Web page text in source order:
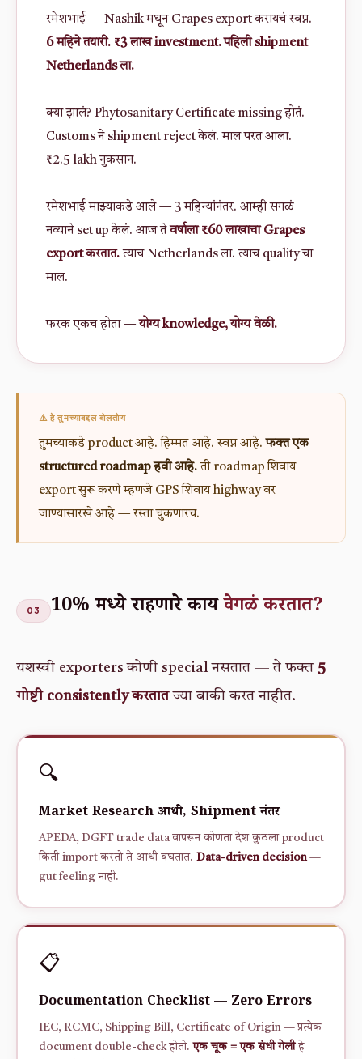
रमेशभाई — Nashik मधून Grapes export करायचं स्वप्न.
6 महिने तयारी. ₹3 लाख investment. पहिली shipment
Netherlands ला.
क्या झालं? Phytosanitary Certificate missing होतं.
Customs ने shipment reject केलं. माल परत आला.
₹2.5 lakh नुकसान.
रमेशभाई माझ्याकडे आले — 3 महिन्यांनंतर. आम्ही सगळं
नव्याने set up केलं. आज तेवर्षाला ₹60 लाखाचा Grapes
export करतात.त्याच Netherlands ला. त्याच quality चा
माल.
फरक एकच होता —योग्य knowledge, योग्य वेळी.
⚠️ हे तुमच्याबद्दल बोलतोय
तुमच्याकडे product आहे. हिम्मत आहे. स्वप्न आहे.फक्त एक
structured roadmap हवी आहे.ती roadmap शिवाय
export सुरू करणे म्हणजे GPS शिवाय highway वर
जाण्यासारखे आहे — रस्ता चुकणारच.
03 10% मध्ये राहणारे कायवेगळं करतात?
यशस्वी exporters कोणी special नसतात — ते फक्त 5
गोष्टी consistently करतातज्या बाकी करत नाहीत.
🔍
Market Research आधी, Shipment नंतर
APEDA, DGFT trade data वापरून कोणता देश कुठला product
किती import करतो ते आधी बघतात. Data-driven decision—
gut feeling नाही.
📋
Documentation Checklist — Zero Errors
IEC, RCMC, Shipping Bill, Certificate of Origin — प्रत्येक
document double-check होतो.एक चूक = एक संधी गेलीहे